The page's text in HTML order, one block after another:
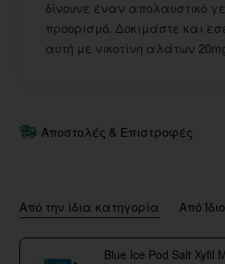
δίνουνε έναν απολαυστικό
προορισμό. Δοκιμάστε και
αυτή με νικοτίνη αλάτων
Αποστολές & Επιστροφές
Από την ίδια κατηγορία Από
Blue Ice Pod Salt Xyfil